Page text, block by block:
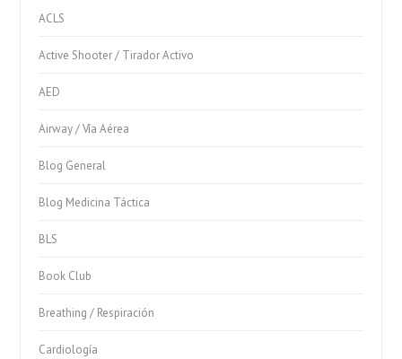
ACLS
Active Shooter / Tirador Activo
AED
Airway / Vía Aérea
Blog General
Blog Medicina Táctica
BLS
Book Club
Breathing / Respiración
Cardiología